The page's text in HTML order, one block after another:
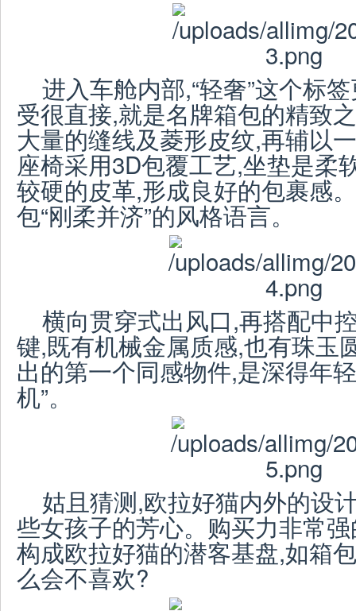
进入车舱内部,“轻奢”这个标
受很直接,就是名牌箱包的精致
大量的缝线及菱形皮纹,再辅以
座椅采用3D包覆工艺,坐垫是柔
较硬的皮革,形成良好的包裹感
包“刚柔并济”的风格语言。
横向贯穿式出风口,再搭配中
键,既有机械金属质感,也有珠玉
出的第一个同感物件,是深得年
机”。
姑且猜测,欧拉好猫内外的设
些女孩子的芳心。购买力非常
构成欧拉好猫的潜客基盘,如箱
么会不喜欢?